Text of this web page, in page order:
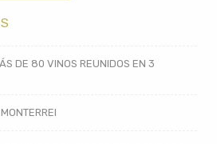
DE 80 VINOS REUNIDOS EN 3